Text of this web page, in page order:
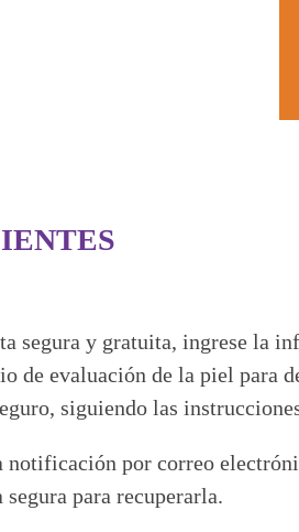
segura y gratuita, ingrese la
de evaluación de la piel para
siguiendo las
notificación por correo
para recuperarla.